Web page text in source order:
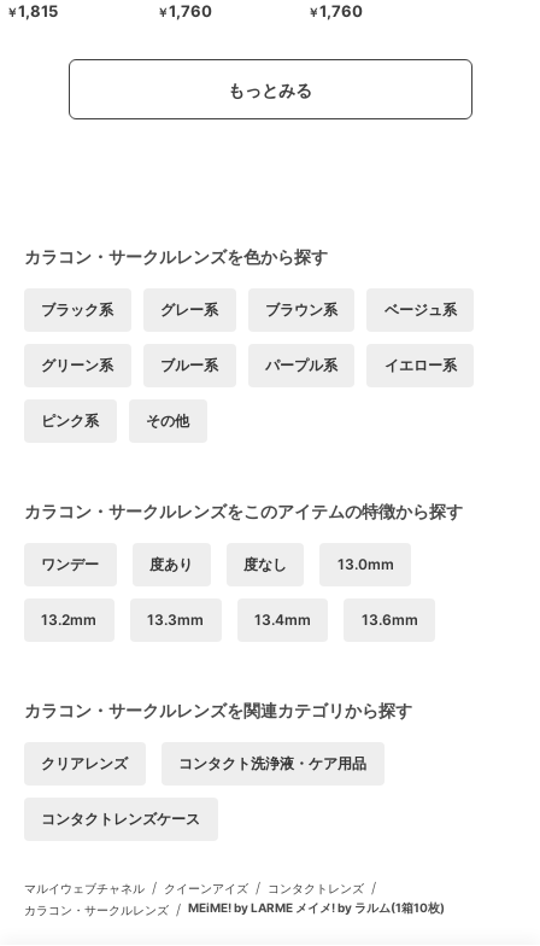
￥1,815 ￥1,760 ￥1,760
もっとみる
カラコン・サークルレンズを色から探す
ブラック系 グレー系 ブラウン系 ベージュ系
グリーン系 ブルー系 パープル系 イエロー系
ピンク系 その他
カラコン・サークルレンズをこのアイテムの特徴から探す
ワンデー 度あり 度なし 13.0mm
13.2mm 13.3mm 13.4mm 13.6mm
カラコン・サークルレンズを関連カテゴリから探す
クリアレンズ コンタクト洗浄液・ケア用品
コンタクトレンズケース
マルイウェブチャネル / クイーンアイズ / コンタクトレンズ /
カラコン・サークルレンズ / MEiME! by LARME メイメ! by ラルム(1箱10枚)